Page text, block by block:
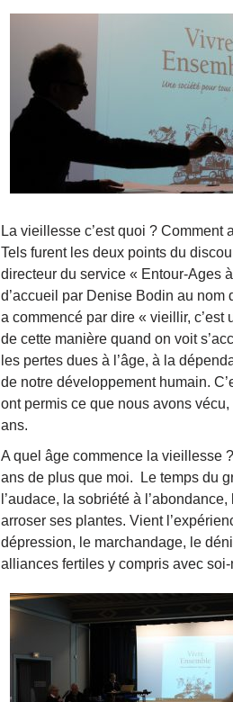
La vieillesse c’est quoi ?
Tels furent les deux points du
directeur du service « Entour-Ages
d’accueil par Denise Bodin au nom
a commencé par dire « vieillir, c’est
de cette manière quand on voit
les pertes dues à l’âge, à la
de notre développement humain.
ont permis ce que nous avons
ans.
A quel âge commence la vieillesse
ans de plus que moi. Le temps du
l’audace, la sobriété à
arroser ses plantes. Vient
dépression, le marchandage, le
alliances fertiles y compris avec